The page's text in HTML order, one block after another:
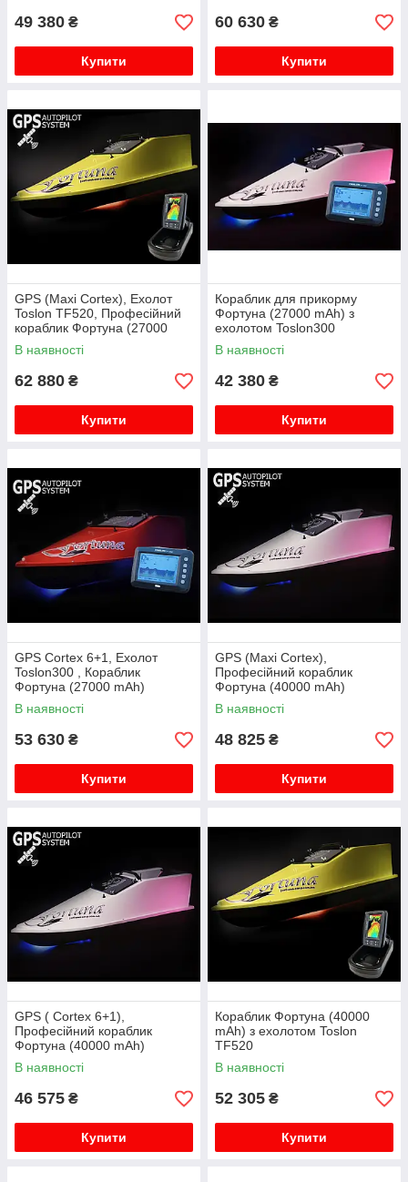
49 380 ₴
Купити
60 630 ₴
Купити
GPS (Maxi Cortex), Ехолот
Toslon TF520, Професійний
кораблик Фортуна (27000
mAh)
В наявності
62 880 ₴
Купити
Кораблик для прикорму
Фортуна (27000 mAh) з
ехолотом Toslon300
В наявності
42 380 ₴
Купити
GPS Cortex 6+1, Ехолот
Toslon300 , Кораблик
Фортуна (27000 mAh)
В наявності
53 630 ₴
Купити
GPS (Maxi Cortex),
Професійний кораблик
Фортуна (40000 mAh)
В наявності
48 825 ₴
Купити
GPS ( Cortex 6+1),
Професійний кораблик
Фортуна (40000 mAh)
В наявності
46 575 ₴
Купити
Кораблик Фортуна (40000
mAh) з ехолотом Toslon
TF520
В наявності
52 305 ₴
Купити